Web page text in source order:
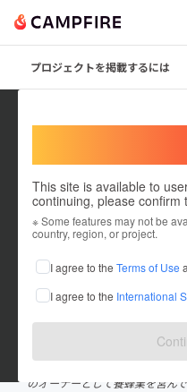
プロジェクトを掲載するには
This site is available to
continuing, please confirm
※ Some features may not be
country, region, or project.
I agree to the Terms of Use
I agree to the International
これまでに3回支援して1件の
在住国：日本 現在地：福岡県
出身国：日本 出身地：福岡県
福岡県小郡市という小さな町に
娘として育ちました。 はちみ
のオーナーとして養蜂業を営ん